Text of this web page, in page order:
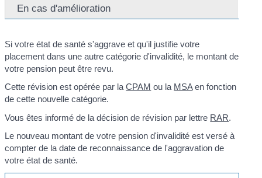
En cas d'amélioration
Si votre état de santé s'aggrave et qu'il justifie votre
placement dans une autre catégorie d'invalidité, le montant de
votre pension peut être revu.
Cette révision est opérée par laCPAM ou la MSAen fonction
de cette nouvelle catégorie.
Vous êtes informé de la décision de révision par lettre RAR.
Le nouveau montant de votre pension d'invalidité est versé à
compter de la date de reconnaissance de l'aggravation de
votre état de santé.